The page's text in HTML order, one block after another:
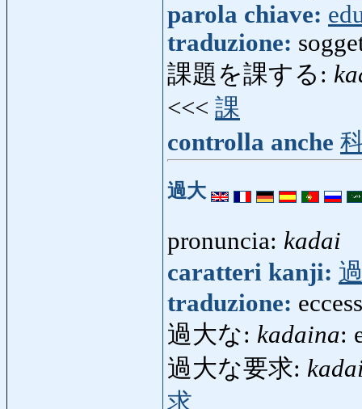
parola chiave:
traduzione:
課題を課する:
<<< 課
controlla anche
過大
pronuncia: kadai
caratteri kanji:
traduzione:
過大な: kadaina:
過大な要求:
求